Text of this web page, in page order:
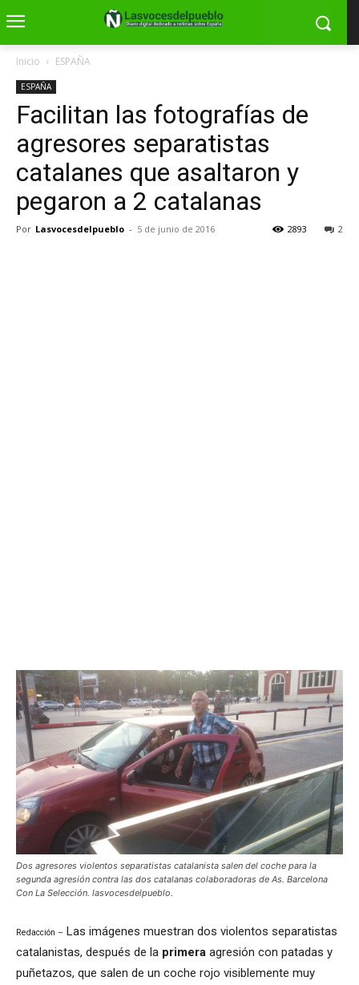
Inicio ESPAÑA
ESPAÑA
Facilitan las fotografías de
agresores separatistas
catalanes que asaltaron y
pegaron a 2 catalanas
Por Lasvocesdelpueblo - 5 de junio de 2016 2
2893
Dos agresores violentos separatistas catalanista salen del coche para la
segunda agresión contra las dos catalanas colaboradoras de As. Barcelona
Con La Selección. lasvocesdelpueblo.
Redacción – Las imágenes muestran dos violentos separatistas
catalanistas, después de la primera agresión con patadas y
puñetazos, que salen de un coche rojo visiblemente muy